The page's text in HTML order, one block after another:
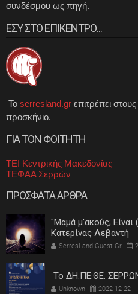
συνδέσμου ως πηγή.
ΕΣΥ ΣΤΟ ΕΠΙΚΕΝΤΡΟ...
Το serresland.gr επιτρέπει
προσκήνιο.
ΓΙΑ ΤΟΝ ΦΟΙΤΗΤΗ
ΤΕΙ Κεντρικής Μακεδονίας
ΤΕΦΑΑ Σερρών
ΠΡΟΣΦΑΤΑ ΑΡΘΡΑ
"Μαμά μ'ακούς;
Κατερίνας Λεβαντή
SerresLand Guest Gr
Το ΔΗ.ΠΕ.ΘΕ. ΣΕΡΡΩΝ
Unknown 2022-12-22